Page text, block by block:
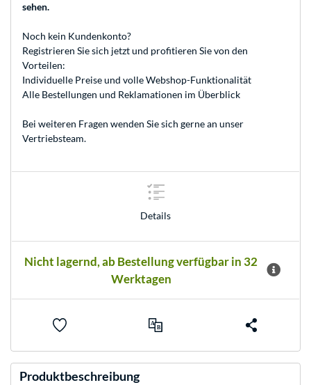
sehen.
Noch kein Kundenkonto?
Registrieren Sie sich jetzt und profitieren Sie von den
Vorteilen:
Individuelle Preise und volle Webshop-Funktionalität
Alle Bestellungen und Reklamationen im Überblick
Bei weiteren Fragen wenden Sie sich gerne an unser
Vertriebsteam.
Details
Nicht lagernd, ab Bestellung verfügbar in 32
Werktagen
Produktbeschreibung